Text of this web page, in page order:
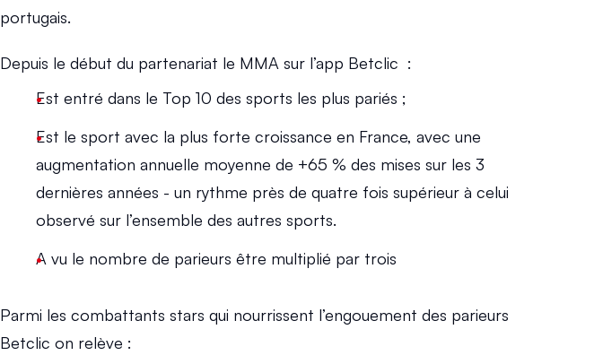
portugais.
Depuis le début du partenariat le MMA sur l’app Betclic  :
Est entré dans le Top 10 des sports les plus pariés ;
Est le sport avec la plus forte croissance en France, avec une
augmentation annuelle moyenne de +65 % des mises sur les 3
dernières années - un rythme près de quatre fois supérieur à celui
observé sur l’ensemble des autres sports.
A vu le nombre de parieurs être multiplié par trois
Parmi les combattants stars qui nourrissent l’engouement des parieurs
Betclic on relève :